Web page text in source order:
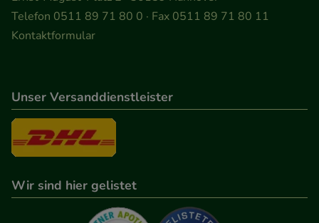
Informationen über die Art und Weise der Nutzung
unserer Website sammeln, mit deren Hilfe wir
unsere Website weiter für Sie optimieren können,
zu gestalten. Bitte beachten Sie, dass Daten hierfür
teilweise an Dritte wie z.B. Google oder soziale
Medien übertragen werden.
Telefon 0511 89 71 80 0 · Fax 0511 89 71 80 11
Kontaktformular
Unser Versanddienstleister
Wir sind hier gelistet